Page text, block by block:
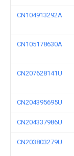
CN104913292A
CN105178630A
CN207628141U
CN204395695U
CN204337986U
CN203803279U